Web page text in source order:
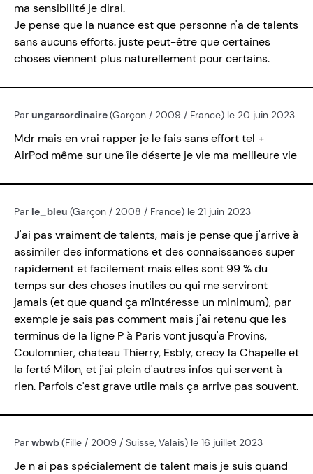
ma sensibilité je dirai.
Je pense que la nuance est que personne n'a de talents
sans aucuns efforts. juste peut-être que certaines
choses viennent plus naturellement pour certains.
Par ungarsordinaire(Garçon / 2009 / France) le 20 juin 2023
Mdr mais en vrai rapper je le fais sans effort tel +
AirPod même sur une île déserte je vie ma meilleure vie
Par le_bleu (Garçon / 2008 / France) le 21 juin 2023
J'ai pas vraiment de talents, mais je pense que j'arrive à
assimiler des informations et des connaissances super
rapidement et facilement mais elles sont 99 % du
temps sur des choses inutiles ou qui me serviront
jamais (et que quand ça m'intéresse un minimum), par
exemple je sais pas comment mais j'ai retenu que les
terminus de la ligne P à Paris vont jusqu'a Provins,
Coulomnier, chateau Thierry, Esbly, crecy la Chapelle et
la ferté Milon, et j'ai plein d'autres infos qui servent à
rien. Parfois c'est grave utile mais ça arrive pas souvent.
Par wbwb(Fille / 2009 / Suisse, Valais) le 16 juillet 2023
Je n ai pas spécialement de talent mais je suis quand